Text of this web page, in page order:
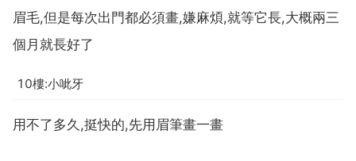
眉毛,但是每次出門都必須畫,嫌麻煩,就等它長,大概兩三
個月就長好了
10樓:小呲牙
用不了多久,挺快的,先用眉筆畫一畫